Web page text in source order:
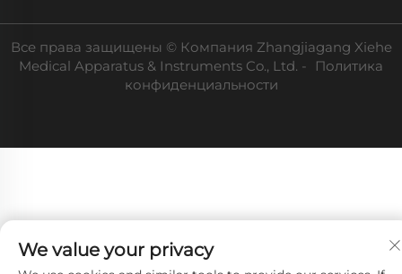
Все права защищены © Компания Zhangjiagang Xiehe
Medical Apparatus & Instruments Co., Ltd. -
Политика
конфиденциальности
We value your privacy